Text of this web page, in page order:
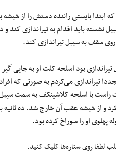
ابتدا بایستی راننده دستش را از
نشسته باید اقدام به تیراندازی کند
روی سقف به سیبل تیراندازی کند.
بود اسلحه کلت او به جایی
تیراندازی می‌کردم به صورتی که
راست با اسلحه کلاشینکف به سمت سیبل
و از شیشه عقب آن خارج شد. ده
پهلوی او را سوراخ کرده بود.
لطفا روی ستاره‌ها کلیک کنید.